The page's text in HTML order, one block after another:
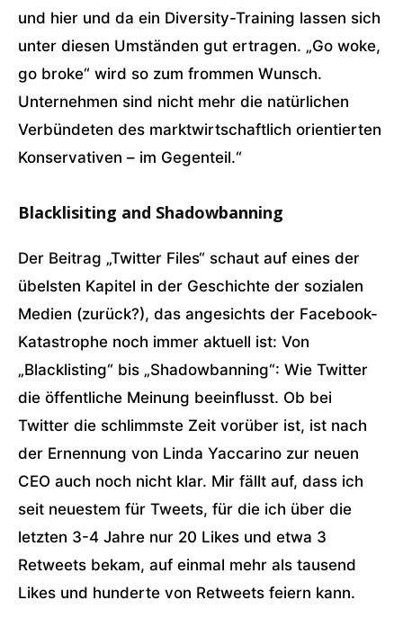
und hier und da ein Diversity-Training lassen sich
unter diesen Umständen gut ertragen. „Go woke,
go broke“ wird so zum frommen Wunsch.
Unternehmen sind nicht mehr die natürlichen
Verbündeten des marktwirtschaftlich orientierten
Konservativen – im Gegenteil.“
Blacklisiting and Shadowbanning
Der Beitrag „Twitter Files“ schaut auf eines der
übelsten Kapitel in der Geschichte der sozialen
Medien (zurück?), das angesichts der Facebook-
Katastrophe noch immer aktuell ist: Von
„Blacklisting“ bis „Shadowbanning“: Wie Twitter
die öffentliche Meinung beeinflusst. Ob bei
Twitter die schlimmste Zeit vorüber ist, ist nach
der Ernennung von Linda Yaccarino zur neuen
CEO auch noch nicht klar. Mir fällt auf, dass ich
seit neuestem für Tweets, für die ich über die
letzten 3-4 Jahre nur 20 Likes und etwa 3
Retweets bekam, auf einmal mehr als tausend
Likes und hunderte von Retweets feiern kann.